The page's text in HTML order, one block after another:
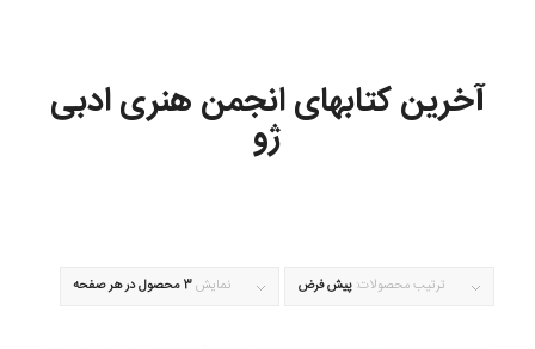
آخرین کتابهای انجمن هنری ادبی
ژو
ترتیب محصولات: پیش فرض نمایش3 محصول در هر صفحه